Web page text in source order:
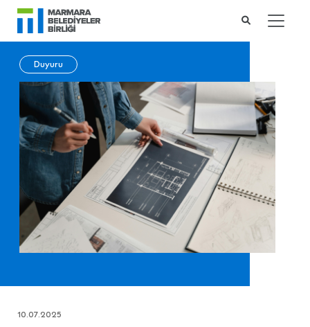
Duyuru
10.07.2025